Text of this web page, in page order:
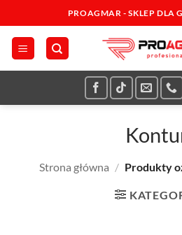
do
zawartości
PROAGMAR - SKLEP DLA
Strona główna / Produkty